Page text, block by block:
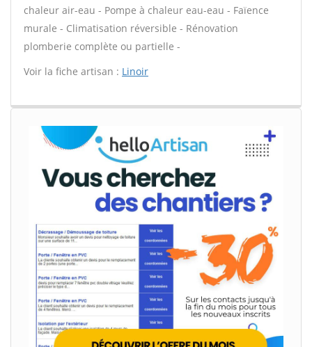
chaleur air-eau - Pompe à chaleur eau-eau - Faïence
murale - Climatisation réversible - Rénovation
plomberie complète ou partielle -
Voir la fiche artisan : Linoir